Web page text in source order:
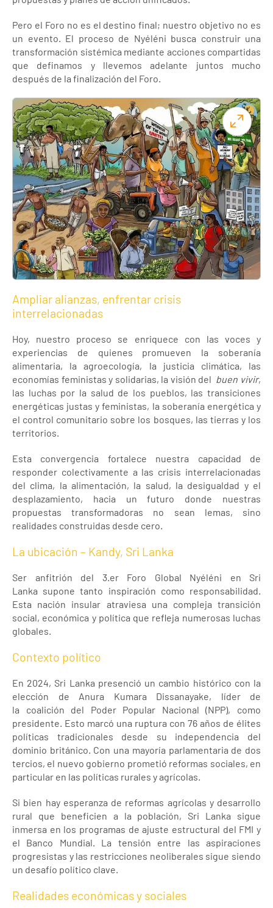
Pero el Foro no es el destino final; nuestro objetivo no es
un evento. El proceso de Nyéléni busca construir una
transformación sistémica mediante acciones compartidas
que definamos y llevemos adelante juntos mucho
después de la finalización del Foro.
Ampliar alianzas, enfrentar crisis
interrelacionadas
Hoy, nuestro proceso se enriquece con las voces y
experiencias de quienes promueven la soberanía
alimentaria, la agroecología, la justicia climática, las
economías feministas y solidarias, la visión del buen vivir,
las luchas por la salud de los pueblos, las transiciones
energéticas justas y feministas, la soberanía energética y
el control comunitario sobre los bosques, las tierras y los
territorios.
Esta convergencia fortalece nuestra capacidad de
responder colectivamente a las crisis interrelacionadas
del clima, la alimentación, la salud, la desigualdad y el
desplazamiento, hacia un futuro donde nuestras
propuestas transformadoras no sean lemas, sino
realidades construidas desde cero.
La ubicación – Kandy, Sri Lanka
Ser anfitrión del 3.er Foro Global Nyéléni en Sri
Lanka supone tanto inspiración como responsabilidad.
Esta nación insular atraviesa una compleja transición
social, económica y política que refleja numerosas luchas
globales.
Contexto político
En 2024, Sri Lanka presenció un cambio histórico con la
elección de Anura Kumara Dissanayake, líder de
la coalición del Poder Popular Nacional (NPP), como
presidente. Esto marcó una ruptura con 76 años de élites
políticas tradicionales desde su independencia del
dominio británico. Con una mayoría parlamentaria de dos
tercios, el nuevo gobierno prometió reformas sociales, en
particular en las políticas rurales y agrícolas.
Si bien hay esperanza de reformas agrícolas y desarrollo
rural que beneficien a la población, Sri Lanka sigue
inmersa en los programas de ajuste estructural del FMI y
el Banco Mundial. La tensión entre las aspiraciones
progresistas y las restricciones neoliberales sigue siendo
un desafío político clave.
Realidades económicas y sociales